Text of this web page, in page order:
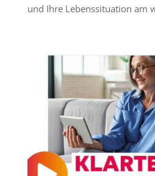
und Ihre Lebenssituation am